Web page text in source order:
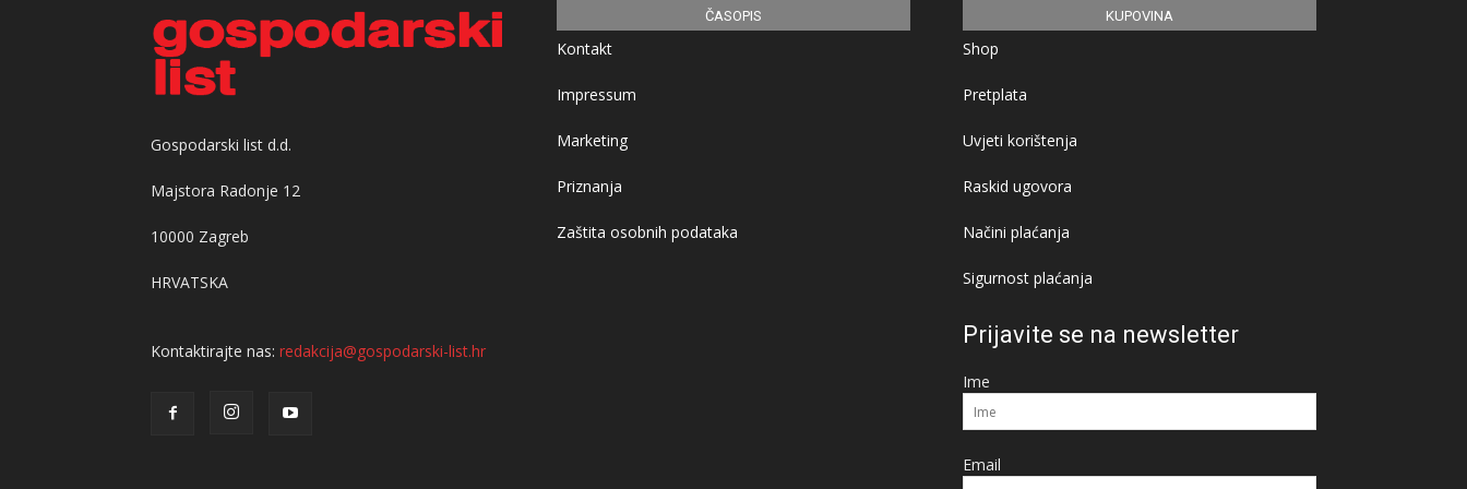
Gospodarski list d.d.
Majstora Radonje 12
10000 Zagreb
HRVATSKA
Kontaktirajte nas: redakcija@gospodarski-list.hr
ČASOPIS
Kontakt
Impressum
Marketing
Priznanja
Zaštita osobnih podataka
KUPOVINA
Shop
Pretplata
Uvjeti korištenja
Raskid ugovora
Načini plaćanja
Sigurnost plaćanja
Prijavite se na newsletter
Ime
Email